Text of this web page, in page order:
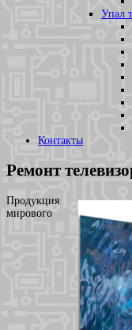
Упал
Контакты
Ремонт
Продукция
мирового